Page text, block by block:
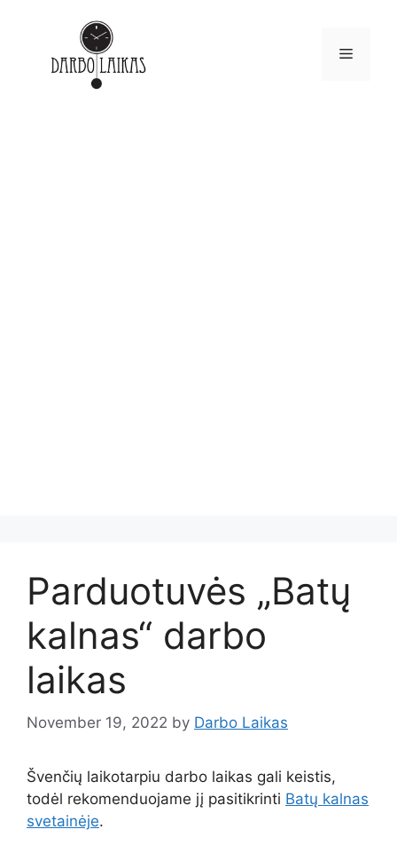
Parduotuvės „Batų
kalnas“ darbo
laikas
November 19, 2022 by Darbo Laikas
Švenčių laikotarpiu darbo laikas gali keistis,
todėl rekomenduojame jį pasitikrinti Batų kalnas
svetainėje.